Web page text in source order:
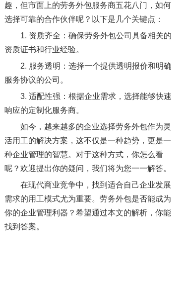
趣，但市面上的劳务外包服务商五花八门，如何
选择可靠的合作伙伴呢？以下是几个关键点：
1. 资质齐全：确保劳务外包公司具备相关的
资质证书和行业经验。
2. 服务透明：选择一个提供透明报价和明确
服务协议的公司。
3. 适配性强：根据企业需求，选择能够快速
响应的定制化服务商。
如今，越来越多的企业选择劳务外包作为灵
活用工的解决方案，这不仅是一种趋势，更是一
种企业管理的智慧。对于这种方式，你怎么看
呢？欢迎提出你的疑问，我们将为您一一解答。
在现代商业竞争中，找到适合自己企业发展
需求的用工模式尤为重要。劳务外包是否能成为
你的企业管理利器？希望通过本文的解析，你能
找到答案。